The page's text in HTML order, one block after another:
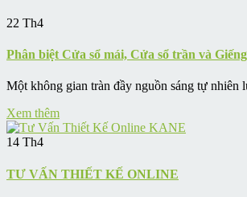
22 Th4
Phân biệt Cửa sổ mái, Cửa sổ trần và
Một không gian tràn đầy nguồn sáng tự nhiên
Xem thêm
14 Th4
TƯ VẤN THIẾT KẾ ONLINE